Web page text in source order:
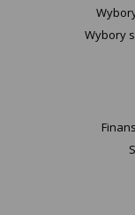
Wybory